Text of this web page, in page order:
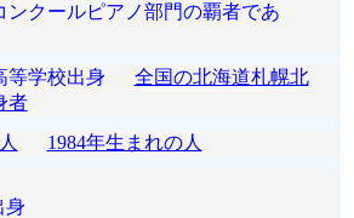
ンクールピアノ部門の覇者であ
等学校出身 全国の北海道札幌北
者
1984年生まれの人